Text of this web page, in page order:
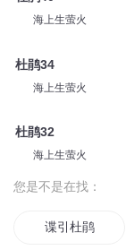
海上生萤火
杜鹃34
海上生萤火
杜鹃32
海上生萤火
您是不是在找：
谍引杜鹃